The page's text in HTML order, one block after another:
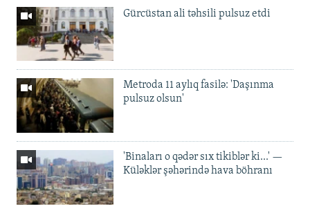
Gürcüstan ali təhsili pulsuz etdi
Metroda 11 aylıq fasilə: 'Daşınma
pulsuz olsun'
'Binaları o qədər sıx tikiblər ki...' —
Küləklər şəhərində hava böhranı